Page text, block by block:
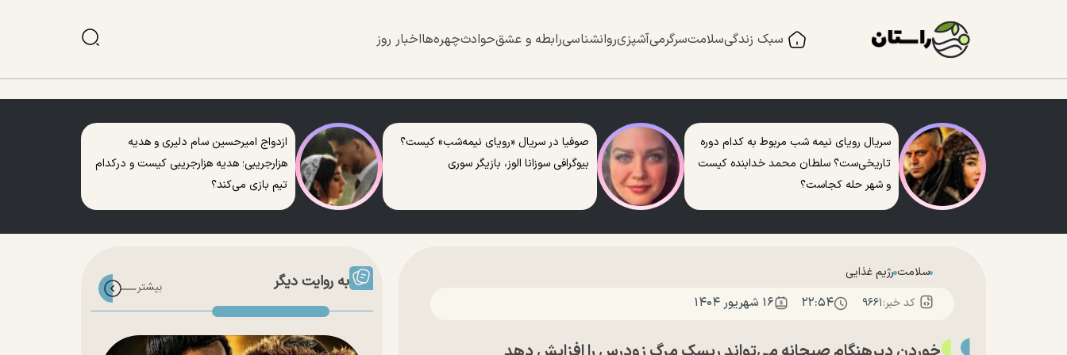
سبک زندگیسلامتسرگرمیآشپزیروانشناسیرابطه و عشقحوادثچهره‌هااخبار روز
سریال رویای نیمه شب مربوط به کدام دوره
تاریخی‌ست؟ سلطان محمد خدابنده کیست
و شهر حله کجاست؟
صوفیا در سریال «رویای نیمه‌شب» کیست؟
بیوگرافی سوزانا الوز، بازیگر سوری
ازدواج امیرحسین سام دلیری و هدیه
هزارجریبی؛ هدیه هزارجریبی کیست و درکدام
تیم بازی می‌کند؟
سلامت رژیم غذایی
کد خبر:۹۶۶۱ ۲۲:۵۴ ۱۶ شهريور ۱۴۰۴
به روایت دیگر